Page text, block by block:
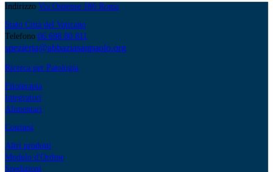
originale
era:
€17.90.
attuale
€16.11.
Indirizzo Via Ostiense 186 Roma
Stato Città del Vaticano
Telefono 06 698 80 811
spezieria@abbaziasanpaolo.org
Ricerca per Patologia
Fitoterapia
Integratori
Alimentari
Cosmesi
Altri prodotti
Modulo d'Ordine
Spedizioni